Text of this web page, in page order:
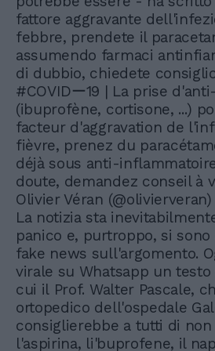
fattore aggravante
febbre, prendete il
assumendo farmaci
di dubbio, chiedete
#COVIDー19 | La prise
(ibuprofène, cortisone, ...)
facteur d'aggravation de
fièvre, prenez du
déjà sous anti-
doute, demandez conseil à
Olivier Véran
La notizia sta
panico e, purtroppo, si
fake news sull'argomento.
virale su Whatsapp un testo
cui il Prof. Walter Pascale,
ortopedico dell'ospedale
consiglierebbe a tutti di non
l'aspirina, li'buprofene, il